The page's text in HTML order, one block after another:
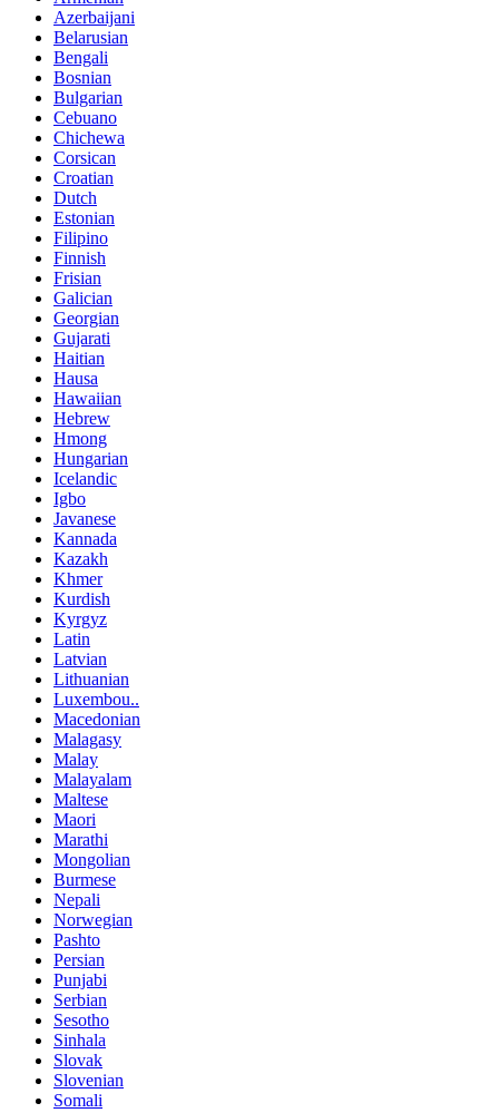
Azerbaijani
Belarusian
Bengali
Bosnian
Bulgarian
Cebuano
Chichewa
Corsican
Croatian
Dutch
Estonian
Filipino
Finnish
Frisian
Galician
Georgian
Gujarati
Haitian
Hausa
Hawaiian
Hebrew
Hmong
Hungarian
Icelandic
Igbo
Javanese
Kannada
Kazakh
Khmer
Kurdish
Kyrgyz
Latin
Latvian
Lithuanian
Luxembou..
Macedonian
Malagasy
Malay
Malayalam
Maltese
Maori
Marathi
Mongolian
Burmese
Nepali
Norwegian
Pashto
Persian
Punjabi
Serbian
Sesotho
Sinhala
Slovak
Slovenian
Somali